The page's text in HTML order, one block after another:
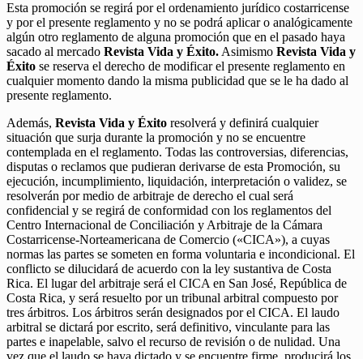
Esta promoción se regirá por el ordenamiento jurídico costarricense
y por el presente reglamento y no se podrá aplicar o analógicamente
algún otro reglamento de alguna promoción que en el pasado haya
sacado al mercado Revista Vida y Éxito. Asimismo Revista Vida y
Éxito se reserva el derecho de modificar el presente reglamento en
cualquier momento dando la misma publicidad que se le ha dado al
presente reglamento.
Además, Revista Vida y Éxito resolverá y definirá cualquier
situación que surja durante la promoción y no se encuentre
contemplada en el reglamento. Todas las controversias, diferencias,
disputas o reclamos que pudieran derivarse de esta Promoción, su
ejecución, incumplimiento, liquidación, interpretación o validez, se
resolverán por medio de arbitraje de derecho el cual será
confidencial y se regirá de conformidad con los reglamentos del
Centro Internacional de Conciliación y Arbitraje de la Cámara
Costarricense-Norteamericana de Comercio («CICA»), a cuyas
normas las partes se someten en forma voluntaria e incondicional. El
conflicto se dilucidará de acuerdo con la ley sustantiva de Costa
Rica. El lugar del arbitraje será el CICA en San José, República de
Costa Rica, y será resuelto por un tribunal arbitral compuesto por
tres árbitros. Los árbitros serán designados por el CICA. El laudo
arbitral se dictará por escrito, será definitivo, vinculante para las
partes e inapelable, salvo el recurso de revisión o de nulidad. Una
vez que el laudo se haya dictado y se encuentre firme, producirá los